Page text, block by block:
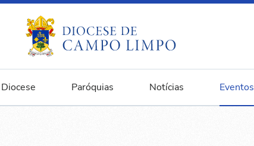
Diocese Paróquias Notícias Eventos